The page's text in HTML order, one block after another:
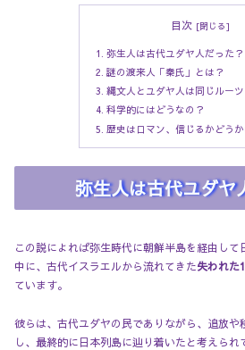
目次
弥生人は古代ユダヤ人だった？
謎の渡来人「秦氏」とは？
縄文人とユダヤ人は同じルーツ
科学的にはどうなの？
歴史はロマン、信じるかどう
弥生人は古代ユダヤ
この説によれば弥生時代に朝鮮半島を経由して
中に、古代イスラエルから流れてきた失われた
ています。
彼らは、古代ユダヤの民でありながら、追放や
し、最終的に日本列島に辿り着いたと考えられ